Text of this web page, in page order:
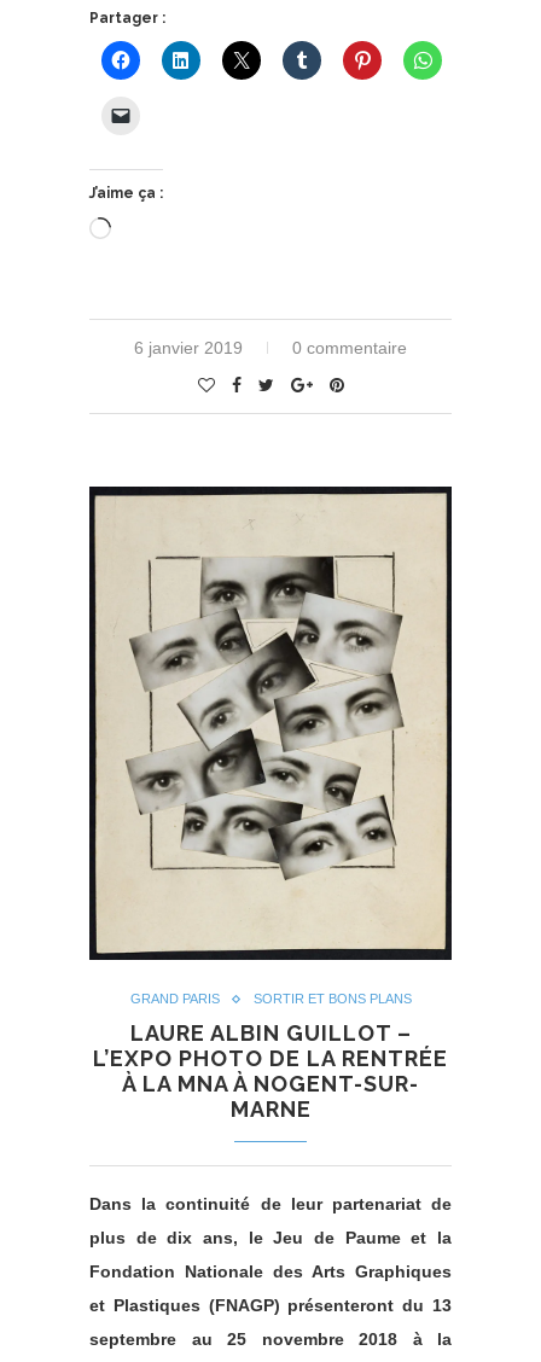
Partager :
J’aime ça :
Chargement…
6 janvier 2019 0 commentaire
GRAND PARIS SORTIR ET BONS PLANS
LAURE ALBIN GUILLOT –
L’EXPO PHOTO DE LA RENTRÉE
À LA MNA À NOGENT-SUR-
MARNE
Dans la continuité de leur partenariat de
plus de dix ans, le Jeu de Paume et la
Fondation Nationale des Arts Graphiques
et Plastiques (FNAGP) présenteront du 13
septembre au 25 novembre 2018 à la